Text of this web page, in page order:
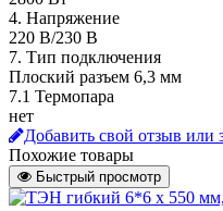
4. Напряжение
220 В/230 B
7. Тип подключения
Плоский разъем 6,3 мм
7.1 Термопара
нет
Добавить свой отзыв или
Похожие товары
Быстрый просмотр